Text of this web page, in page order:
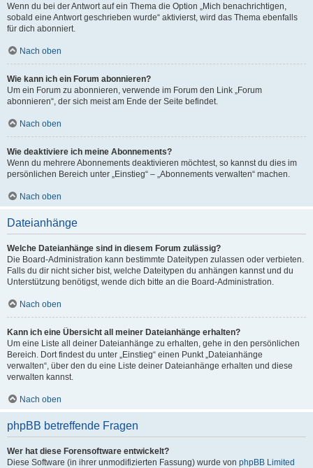
Wenn du bei der Antwort auf ein Thema die Option „Mich benachrichtigen,
sobald eine Antwort geschrieben wurde“ aktivierst, wird das Thema ebenfalls
für dich abonniert.
Nach oben
Wie kann ich ein Forum abonnieren?
Um ein Forum zu abonnieren, verwende im Forum den Link „Forum
abonnieren“, der sich meist am Ende der Seite befindet.
Nach oben
Wie deaktiviere ich meine Abonnements?
Wenn du mehrere Abonnements deaktivieren möchtest, so kannst du dies im
persönlichen Bereich unter „Einstieg“ – „Abonnements verwalten“ machen.
Nach oben
Dateianhänge
Welche Dateianhänge sind in diesem Forum zulässig?
Die Board-Administration kann bestimmte Dateitypen zulassen oder verbieten.
Falls du dir nicht sicher bist, welche Dateitypen du anhängen kannst und du
Unterstützung benötigst, wende dich bitte an die Board-Administration.
Nach oben
Kann ich eine Übersicht all meiner Dateianhänge erhalten?
Um eine Liste all deiner Dateianhänge zu erhalten, gehe in den persönlichen
Bereich. Dort findest du unter „Einstieg“ einen Punkt „Dateianhänge
verwalten“, über den du eine Liste deiner Dateianhänge erhalten und diese
verwalten kannst.
Nach oben
phpBB betreffende Fragen
Wer hat diese Forensoftware entwickelt?
Diese Software (in ihrer unmodifizierten Fassung) wurde von phpBB Limited